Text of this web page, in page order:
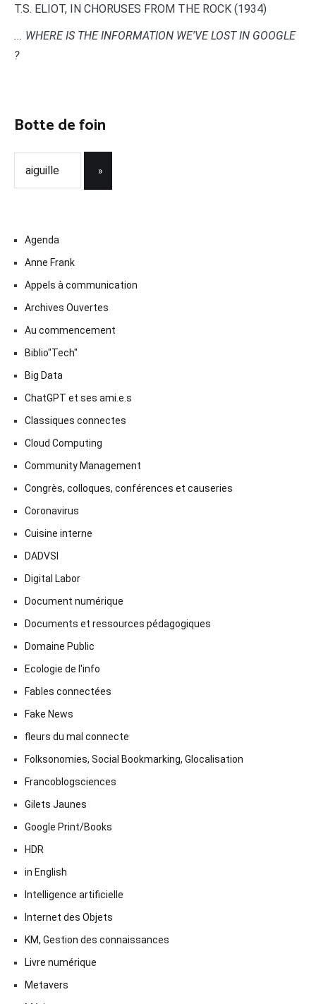
T.S. ELIOT, IN CHORUSES FROM THE ROCK (1934)
... WHERE IS THE INFORMATION WE'VE LOST IN GOOGLE
?
Botte de foin
Agenda
Anne Frank
Appels à communication
Archives Ouvertes
Au commencement
Biblio"Tech"
Big Data
ChatGPT et ses ami.e.s
Classiques connectes
Cloud Computing
Community Management
Congrès, colloques, conférences et causeries
Coronavirus
Cuisine interne
DADVSI
Digital Labor
Document numérique
Documents et ressources pédagogiques
Domaine Public
Ecologie de l'info
Fables connectées
Fake News
fleurs du mal connecte
Folksonomies, Social Bookmarking, Glocalisation
Francoblogsciences
Gilets Jaunes
Google Print/Books
HDR
in English
Intelligence artificielle
Internet des Objets
KM, Gestion des connaissances
Livre numérique
Metavers